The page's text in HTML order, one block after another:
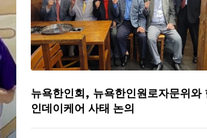
뉴욕한인회, 뉴욕한인원로자문위와
인데이케어 사태 논의